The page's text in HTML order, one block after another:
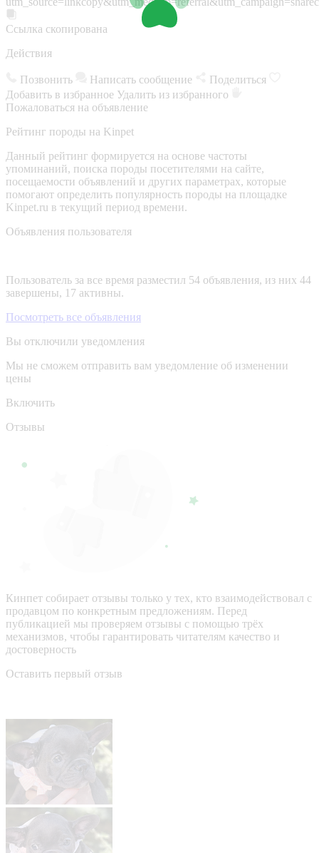
Ссылка скопирована
Действия
Позвонить Написать сообщение
Поделиться
Добавить в избранное Удалить из избранного
Пожаловаться на объявление
Рейтинг породы на Kinpet
Данный рейтинг формируется на основе частоты
упоминаний, поиска породы посетителями на сайте,
посещаемости объявлений и других параметрах, которые
помогают определить популярность породы на площадке
Kinpet.ru в текущий период времени.
Объявления пользователя
Пользователь за все время разместил 54 объявления, из них 44
завершены, 17 активны.
Посмотреть все объявления
Вы отключили уведомления
Мы не сможем отправить вам уведомление об изменении
цены
Включить
Отзывы
Кинпет собирает отзывы только у тех, кто взаимодействовал с
продавцом по конкретным предложениям. Перед
публикацией мы проверяем отзывы с помощью трёх
механизмов, чтобы гарантировать читателям качество и
достоверность
Оставить первый отзыв